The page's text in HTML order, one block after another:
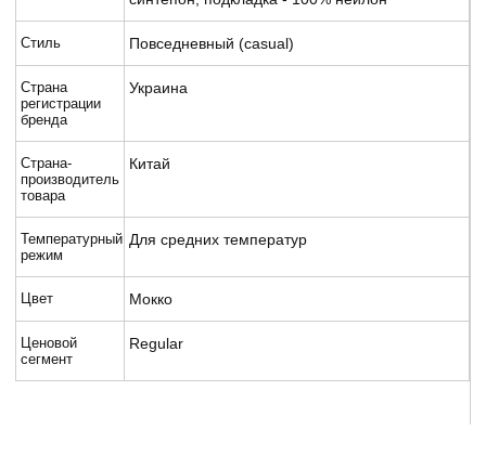
Стиль Повседневный (casual)
Страна
регистрации
бренда
Украина
Страна-
производитель
товара
Китай
Температурный
режим
Для средних температур
Цвет Мокко
Ценовой
сегмент
Regular